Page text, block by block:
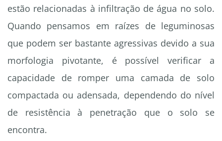
estão relacionadas à infiltração de água no solo.
Quando pensamos em raízes de leguminosas
que podem ser bastante agressivas devido a sua
morfologia pivotante, é possível verificar a
capacidade de romper uma camada de solo
compactada ou adensada, dependendo do nível
de resistência à penetração que o solo se
encontra.